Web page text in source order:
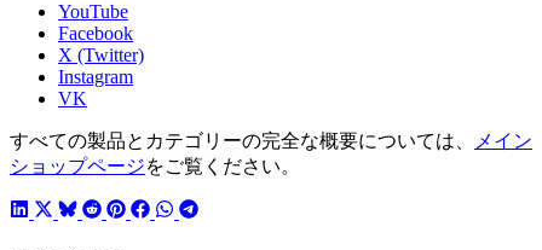
YouTube
Facebook
X (Twitter)
Instagram
VK
すべての製品とカテゴリーの完全な概要については、
メイン
ショップページをご覧ください。